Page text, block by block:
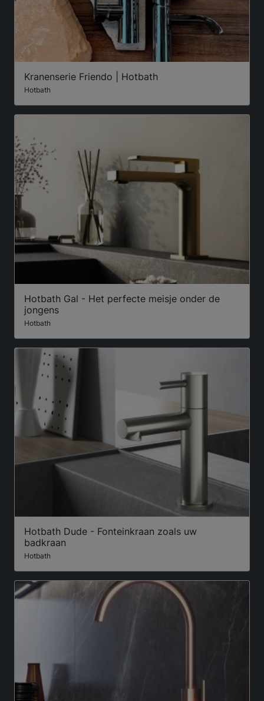
Kranenserie Friendo | Hotbath
Hotbath
Hotbath Gal - Het perfecte meisje onder de
jongens
Hotbath
Hotbath Dude - Fonteinkraan zoals uw
badkraan
Hotbath